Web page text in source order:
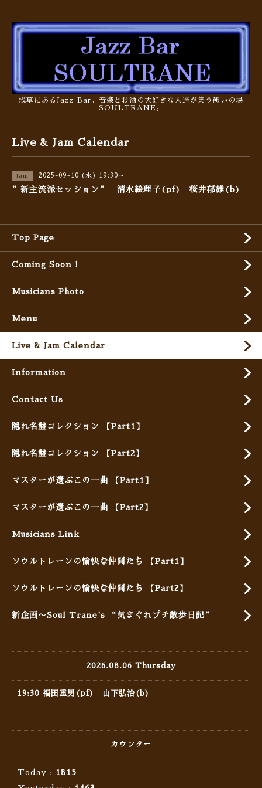
浅草にあるJazz Bar。音楽とお酒の大好きな人達が集う憩いの場
SOULTRANE。
Live & Jam Calendar
Jam 2025-09-10 (水) 19:30～
”新主流派セッション” 清水絵理子(pf) 桜井郁雄(b)
Top Page
Coming Soon !
Musicians Photo
Menu
Live & Jam Calendar
Information
Contact Us
隠れ名盤コレクション 【Part1】
隠れ名盤コレクション 【Part2】
マスターが選ぶこの一曲 【Part1】
マスターが選ぶこの一曲 【Part2】
Musicians Link
ソウルトレーンの愉快な仲間たち 【Part1】
ソウルトレーンの愉快な仲間たち 【Part2】
新企画〜Soul Trane's “気まぐれプチ散歩日記”
2026.08.06 Thursday
19:30 福田重男(pf) 山下弘治(b)
カウンター
Today :
1815